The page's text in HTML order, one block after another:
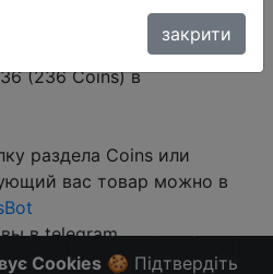
(236 Coins) в
раздела Coins или
вас товар можно в
в telegram
Cookies 🍪 Підтвердіть
закрити